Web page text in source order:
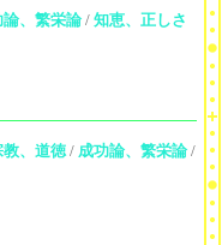
論、繁栄論 / 知恵、正しさ
教、道徳/ 成功論、繁栄論 /